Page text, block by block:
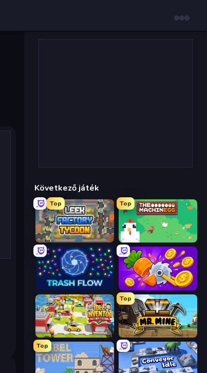
Következő játék
Top
Leek Factory Tycoon
Top
The MachinEGG
Trash Flow Farm Ring Idle
Idle Inventor
Top
Mr. Mine
Top